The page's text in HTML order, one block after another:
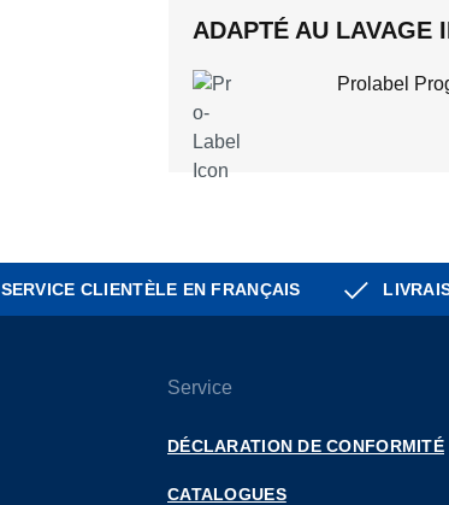
ADAPTÉ AU LAVAGE
Prolabel
SERVICE CLIENTÈLE EN FRANÇAIS
Service
DÉCLARATION DE CONFORMITÉ
CATALOGUES